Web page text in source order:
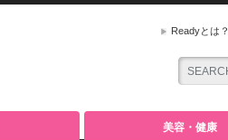
Readyとは？
美容・健康